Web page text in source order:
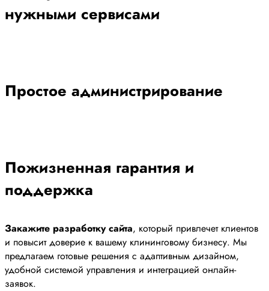
нужными сервисами
Простое администрирование
Пожизненная гарантия и
поддержка
Закажите разработку сайта, который привлечет клиентов
и повысит доверие к вашему клининговому бизнесу. Мы
предлагаем готовые решения с адаптивным дизайном,
удобной системой управления и интеграцией онлайн-
заявок.